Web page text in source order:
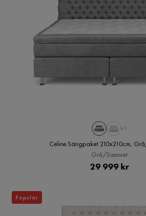
+1
Celine Sängpaket 210x210cm,
Grå/Sammet
Pris
29 999 kr
Populär